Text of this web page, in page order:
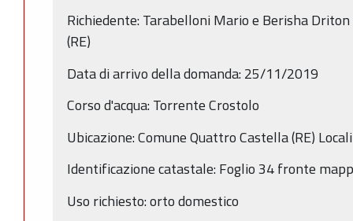
Richiedente: Tarabelloni Mario e Berisha
(RE)
Data di arrivo della domanda: 25/11/2019
Corso d'acqua: Torrente Crostolo
Ubicazione: Comune Quattro Castella (RE)
Identificazione catastale: Foglio 34 fronte
Uso richiesto: orto domestico